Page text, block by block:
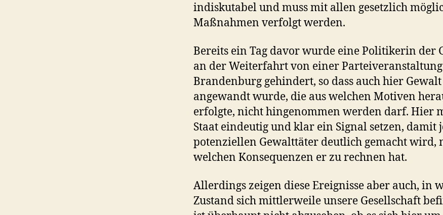
indiskutabel und muss mit allen gesetzlich
Maßnahmen verfolgt werden.
Bereits ein Tag davor wurde eine Politikerin der
an der Weiterfahrt von einer
Brandenburg gehindert, so dass auch hier Gewalt
angewandt wurde, die aus welchen Motiven
erfolgte, nicht hingenommen werden darf. Hier
Staat eindeutig und klar ein Signal setzen, damit
potenziellen Gewalttäter deutlich gemacht wird,
welchen Konsequenzen er zu rechnen hat.
Allerdings zeigen diese Ereignisse aber auch, in
Zustand sich mittlerweile unsere Gesellschaft